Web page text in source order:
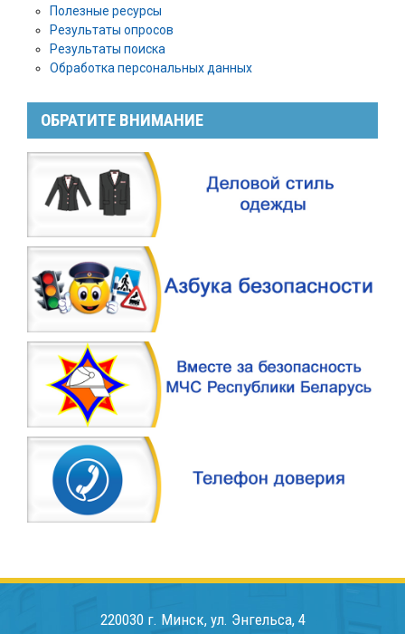
Полезные ресурсы
Результаты опросов
Результаты поиска
Обработка персональных данных
ОБРАТИТЕ ВНИМАНИЕ
220030 г. Минск, ул. Энгельса, 4